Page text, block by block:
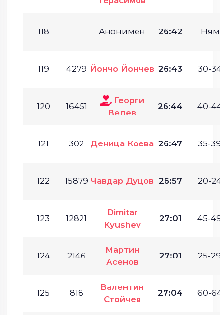
118 Анонимен 26:42
119 4279 Йончо Йончев 26:43 30-
120 16451
Георги
Велев
26:44 40-
121 302 Деница Коева 26:47 35-
122 15879 Чавдар Дуцов 26:57 20-
123 12821
Dimitar
Kyushev
27:01 45-
124 2146
Мартин
Асенов
27:01 25-
125 818
Валентин
Стойчев
27:04 60-